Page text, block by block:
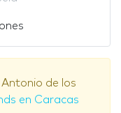
de los
en Caracas